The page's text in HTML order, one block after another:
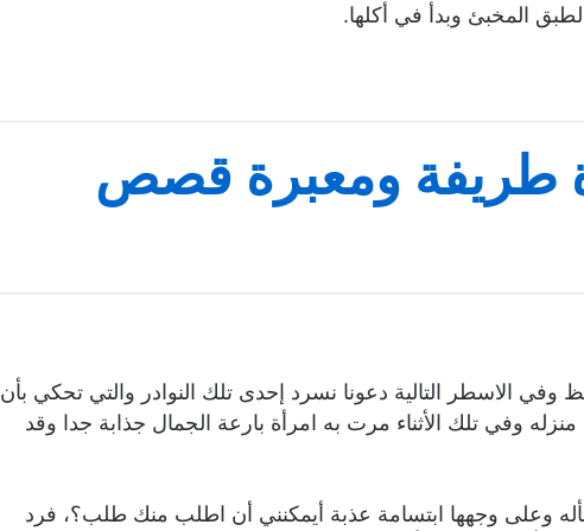
المخبئ وبدأ في أكلها.
طريفة ومعبرة قصص
الاسطر التالية دعونا نسرد إحدى تلك النوادر والتي تحكي بأن
وفي تلك الأثناء مرت به امرأة بارعة الجمال جذابة جدا وقد
وعلى وجهها ابتسامة عذبة أيمكنني أن اطلب منك طلب؟، فرد